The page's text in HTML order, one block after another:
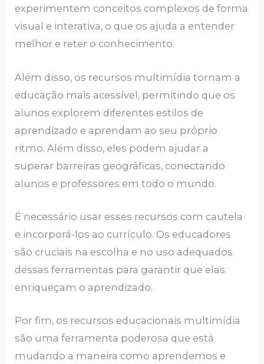
experimentem conceitos complexos de forma
visual e interativa, o que os ajuda a entender
melhor e reter o conhecimento.
Além disso, os recursos multimídia tornam a
educação mais acessível, permitindo que os
alunos explorem diferentes estilos de
aprendizado e aprendam ao seu próprio
ritmo. Além disso, eles podem ajudar a
superar barreiras geográficas, conectando
alunos e professores em todo o mundo.
É necessário usar esses recursos com cautela
e incorporá-los ao currículo. Os educadores
são cruciais na escolha e no uso adequados
dessas ferramentas para garantir que elas
enriqueçam o aprendizado.
Por fim, os recursos educacionais multimídia
são uma ferramenta poderosa que está
mudando a maneira como aprendemos e